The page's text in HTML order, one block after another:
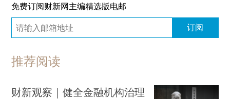
免费订阅财新网主编精选版电邮
订阅
推荐阅读
财新观察｜健全金融机构治理